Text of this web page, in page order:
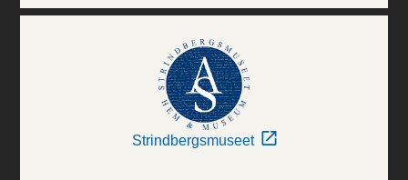
Strindbergsmuseet